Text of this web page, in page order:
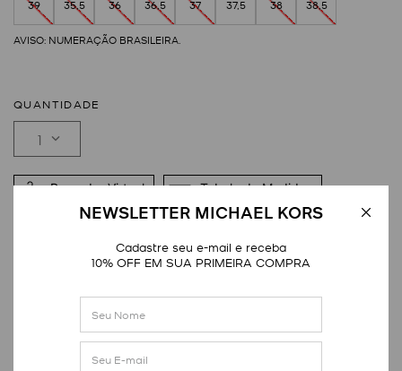
NEWSLETTER MICHAEL KORS
Cadastre seu e-mail e receba
10% OFF EM SUA PRIMEIRA COMPRA
39 35,5 36 36,5 37 37,5 38 38,5
QUANTIDADE
1
Provador Virtual Tabela de Medidas